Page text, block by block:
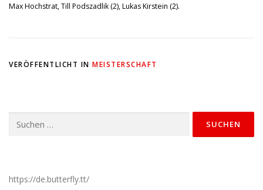
Max Hochstrat, Till Podszadlik (2), Lukas Kirstein (2).
VERÖFFENTLICHT IN MEISTERSCHAFT
nach:
https://de.butterfly.tt/